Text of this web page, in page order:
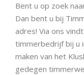
Bent u op zoek
Dan bent u bij
adres! Via ons
timmerbedrijf bij u
maken van het
gedegen